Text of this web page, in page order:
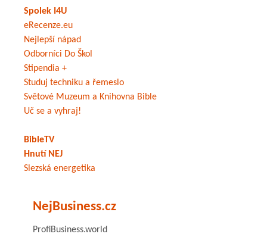
Spolek I4U
eRecenze.eu
Nejlepší nápad
Odborníci Do Škol
Stipendia +
Studuj techniku a řemeslo
Světové Muzeum a Knihovna Bible
Uč se a vyhraj!
BibleTV
Hnutí NEJ
Slezská energetika
NejBusiness.cz
ProfiBusiness.world